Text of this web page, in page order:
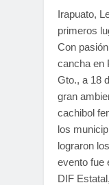
Irapuato,
primeros
Con
cancha en
Gto., a 18
gran
cachibol
los
lograron
evento fue
DIF